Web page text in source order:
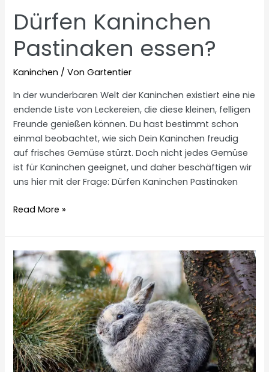
Dürfen Kaninchen
Pastinaken essen?
Kaninchen / VonGartentier
In der wunderbaren Welt der Kaninchen existiert eine nie
endende Liste von Leckereien, die diese kleinen, felligen
Freunde genießen können. Du hast bestimmt schon
einmal beobachtet, wie sich Dein Kaninchen freudig
auf frisches Gemüse stürzt. Doch nicht jedes Gemüse
ist für Kaninchen geeignet, und daher beschäftigen wir
uns hier mit der Frage: Dürfen Kaninchen Pastinaken
Dürfen
Pastinaken
essen?
Read More »